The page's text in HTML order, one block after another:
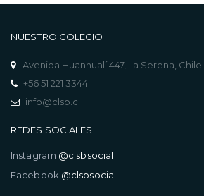
NUESTRO COLEGIO
Avenida Huanhualí 447, La Serena, Chile.
+56 51 221 3344
info@clsb.cl
REDES SOCIALES
Instagram @clsbsocial
Facebook @clsbsocial